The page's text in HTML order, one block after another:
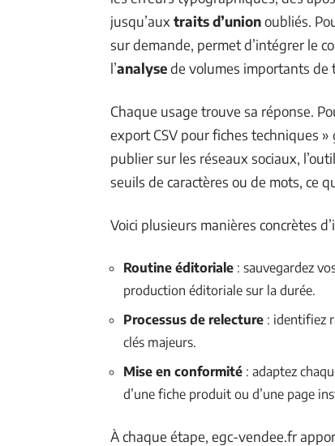
jusqu’aux traits d’unionoubliés.
sur demande, permet d’intégrer le
l’analysede volumes importants de
Chaque usage trouve sa réponse.
export CSV pour fiches techniques
publier sur les réseaux sociaux,
seuils de caractères ou de mots, ce
Voici plusieurs manières concrètes
Routine éditoriale : sauvegardez
production éditoriale sur la durée.
Processus de relecture : identifiez
clés majeurs.
Mise en conformité : adaptez
d’une fiche produit ou d’une page
À chaque étape, egc-vendee.fr